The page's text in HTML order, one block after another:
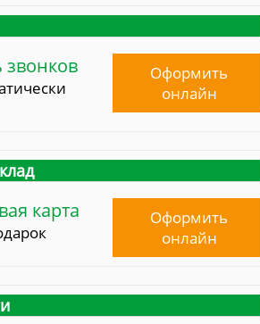
звонков
Оформить
онлайн
карта
Оформить
онлайн